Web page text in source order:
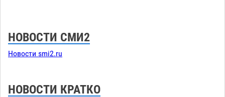
НОВОСТИ СМИ2
Новости smi2.ru
НОВОСТИ КРАТКО